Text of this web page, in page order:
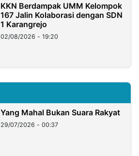
KKN Berdampak UMM Kelompok
167 Jalin Kolaborasi dengan SDN
1 Karangrejo
02/08/2026 - 19:20
Yang Mahal Bukan Suara Rakyat
29/07/2026 - 00:37